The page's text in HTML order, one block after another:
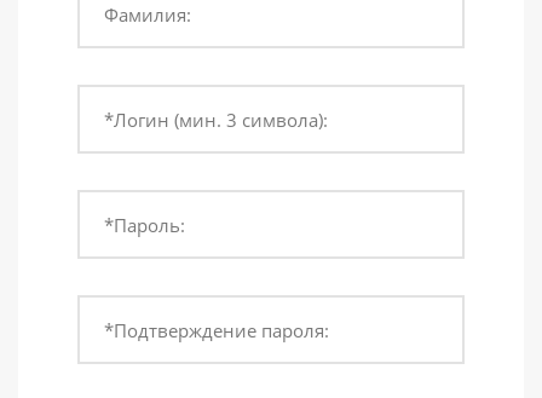
Фамилия:
*Логин (мин. 3 символа):
*Пароль:
*Подтверждение пароля: